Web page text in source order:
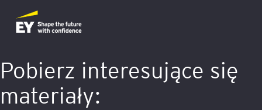
Pobierz interesujące się
materiały: